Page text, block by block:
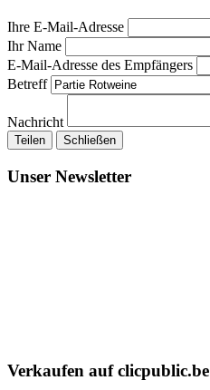
Ihre E-Mail-Adresse
Ihr Name
E-Mail-Adresse des Empfängers
Betreff
Nachricht
Teilen Schließen
Unser Newsletter
Verkaufen auf clicpublic.be